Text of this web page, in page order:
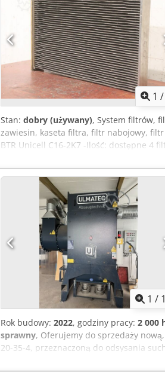
1 /
Stan: dobry (używany), System filtrów,
zawiesin, kaseta filtra, filtr nabojowy, filtr
BTR Unicell C16-2K7 -Ilość: dostępne 4
1 /
Rok budowy: 2022, godziny pracy: 2 000
sprawny, Oferujemy do sprzedaży
20-35-4, przeznaczoną do odsysania
wyprodukowaną w 2022 roku.
20-35-4 Rok produkcji: 2022 Stan: jak